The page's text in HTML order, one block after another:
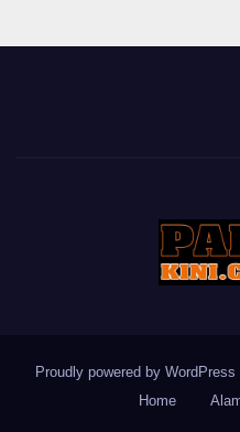
Proudly powered by WordPress
Home